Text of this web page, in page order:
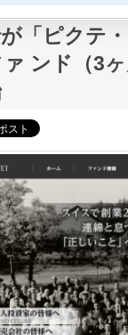
「ピクテ
ンド（3